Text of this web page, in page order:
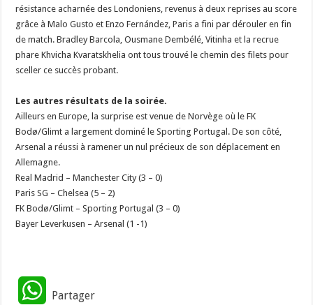
résistance acharnée des Londoniens, revenus à deux reprises au score
grâce à Malo Gusto et Enzo Fernández, Paris a fini par dérouler en fin
de match. Bradley Barcola, Ousmane Dembélé, Vitinha et la recrue
phare Khvicha Kvaratskhelia ont tous trouvé le chemin des filets pour
sceller ce succès probant.
‎Les autres résultats de la soirée.
‎Ailleurs en Europe, la surprise est venue de Norvège où le FK
Bodø/Glimt a largement dominé le Sporting Portugal. De son côté,
Arsenal a réussi à ramener un nul précieux de son déplacement en
Allemagne.
‎Real Madrid – Manchester City (3 – 0)
‎Paris SG – Chelsea (5 – 2)
‎FK Bodø/Glimt – Sporting Portugal (3 – 0)
‎Bayer Leverkusen – Arsenal (1 -1)
W
Partager